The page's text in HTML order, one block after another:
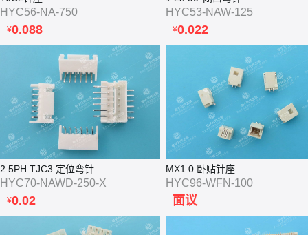
HYC56-NA-750
¥0.088
HYC53-NAW-125
¥0.022
2.5PH TJC3 定位弯针
HYC70-NAWD-250-X
¥0.02
MX1.0 卧贴针座
HYC96-WFN-100
面议